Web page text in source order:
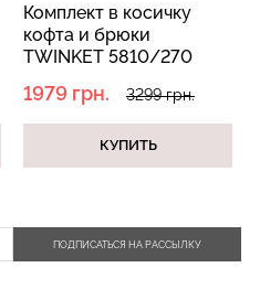
Комплект в косичку
кофта и брюки
TWINKET 5810/270
(бежевый)
1979 грн. 3299 грн.
КУПИТЬ
ПОДПИСАТЬСЯ НА РАССЫЛКУ